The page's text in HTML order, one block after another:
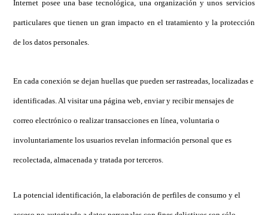
Internet posee una base tecnológica, una organización y unos servicios
particulares que tienen un gran impacto en el tratamiento y la protección
de los datos personales.
En cada conexión se dejan huellas que pueden ser rastreadas, localizadas e
identificadas. Al visitar una página web, enviar y recibir mensajes de
correo electrónico o realizar transacciones en línea, voluntaria o
involuntariamente los usuarios revelan información personal que es
recolectada, almacenada y tratada por terceros.
La potencial identificación, la elaboración de perfiles de consumo y el